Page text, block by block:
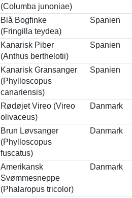
(Columba junoniae)
Blå Bogfinke
(Fringilla teydea)
Spanien
Kanarisk Piber
(Anthus berthelotii)
Spanien
Kanarisk Gransanger
(Phylloscopus
canariensis)
Spanien
Rødøjet Vireo (Vireo
olivaceus)
Danmark
Brun Løvsanger
(Phylloscopus
fuscatus)
Danmark
Amerikansk
Svømmesneppe
(Phalaropus tricolor)
Danmark